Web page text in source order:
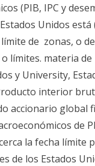
(PIB, IPC y
Unidos
de zonas, o
límites. materia de
y University,
interior
accionario
de
la fecha límite
de los Estados